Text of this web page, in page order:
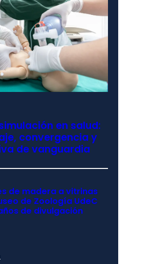
en salud:
convergencia y
de vanguardia
de madera a vitrinas
de Zoología UdeC
de divulgación